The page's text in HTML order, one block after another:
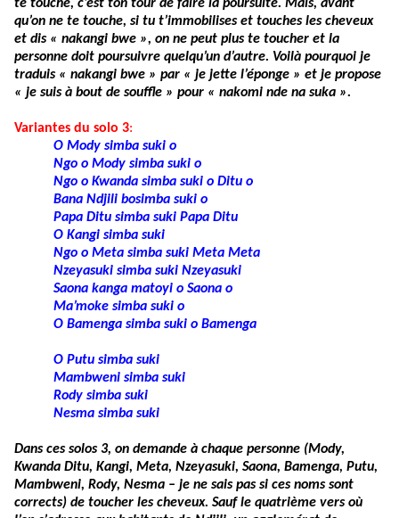
te touche, c’est ton tour de faire la poursuite. Mais, avant
qu’on ne te touche, si tu t’immobilises et touches les cheveux
et dis « nakangi bwe », on ne peut plus te toucher et la
personne doit poursuivre quelqu’un d’autre. Voilà pourquoi je
traduis « nakangi bwe » par « je jette l’éponge » et je propose
« je suis à bout de souffle » pour « nakomi nde na suka ».
Variantes du solo 3:
O Mody simba suki o
Ngo o Mody simba suki o
Ngo o Kwanda simba suki o Ditu o
Bana Ndjili bosimba suki o
Papa Ditu simba suki Papa Ditu
O Kangi simba suki
Ngo o Meta simba suki Meta Meta
Nzeyasuki simba suki Nzeyasuki
Saona kanga matoyi o Saona o
Ma’moke simba suki o
O Bamenga simba suki o Bamenga
O Putu simba suki
Mambweni simba suki
Rody simba suki
Nesma simba suki
Dans ces solos 3, on demande à chaque personne (Mody,
Kwanda Ditu, Kangi, Meta, Nzeyasuki, Saona, Bamenga, Putu,
Mambweni, Rody, Nesma – je ne sais pas si ces noms sont
corrects) de toucher les cheveux. Sauf le quatrième vers où